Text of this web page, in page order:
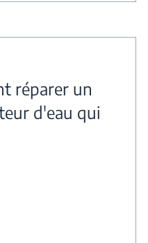
réparer un
d'eau qui